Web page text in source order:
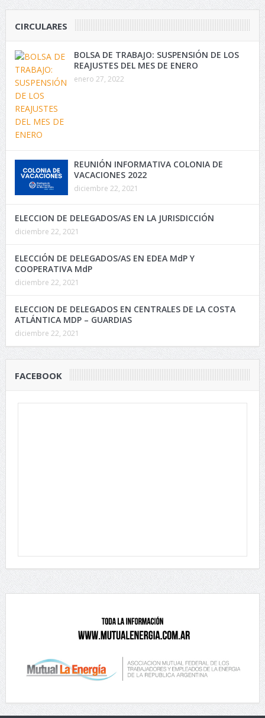
CIRCULARES
BOLSA DE TRABAJO: SUSPENSIÓN DE LOS
REAJUSTES DEL MES DE ENERO
enero 27, 2022
REUNIÓN INFORMATIVA COLONIA DE
VACACIONES 2022
diciembre 22, 2021
ELECCION DE DELEGADOS/AS EN LA JURISDICCIÓN
diciembre 22, 2021
ELECCIÓN DE DELEGADOS/AS EN EDEA MdP Y
COOPERATIVA MdP
diciembre 22, 2021
ELECCION DE DELEGADOS EN CENTRALES DE LA COSTA
ATLÁNTICA MDP – GUARDIAS
diciembre 22, 2021
FACEBOOK